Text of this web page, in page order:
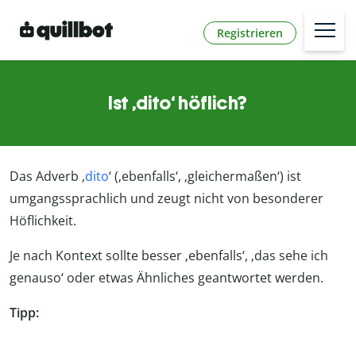
Registrieren
Ist ‚dito‘ höflich?
Das Adverb ‚dito‘ (‚ebenfalls‘, ‚gleichermaßen‘) ist
umgangssprachlich und zeugt nicht von besonderer
Höflichkeit.
Je nach Kontext sollte besser ‚ebenfalls‘, ‚das sehe ich
genauso‘ oder etwas Ähnliches geantwortet werden.
Tipp: